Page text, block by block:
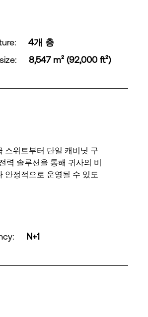
:
4개 층
: 8,547 m² (92,000 ft²)
스위트부터 단일 캐비닛 구
력 솔루션을 통해 귀사의 비
안정적으로 운영될 수 있도
: N+1